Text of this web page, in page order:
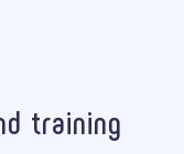
training